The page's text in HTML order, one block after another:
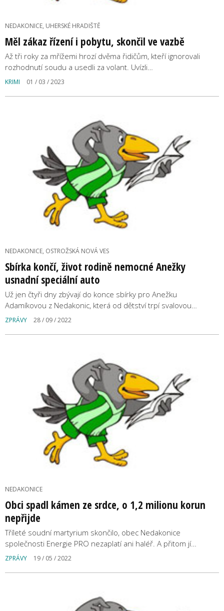
NEDAKONICE, UHERSKÉ HRADIŠTĚ
Měl zákaz řízení i pobytu, skončil ve vazbě
Až tři roky za mřížemi hrozí dvěma řidičům, kteří ignorovali
rozhodnutí soudu a usedli za volant. Uvízli…
KRIMI 01 / 03 / 2023
NEDAKONICE, OSTROŽSKÁ NOVÁ VES
Sbírka končí, život rodině nemocné Anežky
usnadní speciální auto
Už jen čtyři dny zbývají do konce sbírky pro Anežku
Adamíkovou z Nedakonic, která od dětství trpí svalovou…
ZPRÁVY 28 / 09 / 2022
NEDAKONICE
Obci spadl kámen ze srdce, o 1,2 milionu korun
nepřijde
Tříleté soudní martyrium skončilo, obec Nedakonice
společnosti Energie PRO nezaplatí ani haléř. A přitom jí…
ZPRÁVY 19 / 05 / 2022